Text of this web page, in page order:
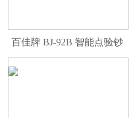
百佳牌 BJ-92B 智能点验钞
机